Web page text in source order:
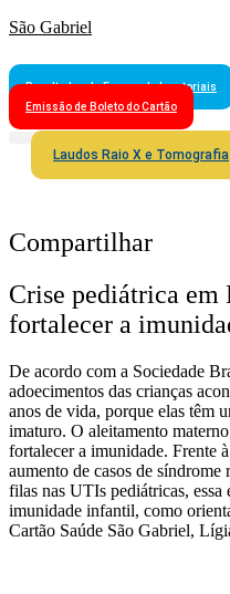
São Gabriel
Resultados de Exames Laboratoriais
Emissão de Boleto do Cartão
Laudos Raio X e Tomografia
Compartilhar
Crise pediátrica em
fortalecer a
De acordo com a Sociedade
adoecimentos das crianças
anos de vida, porque elas têm
imaturo. O aleitamento
fortalecer a imunidade. Frente
aumento de casos de síndrome
filas nas UTIs pediátricas, essa
imunidade infantil, como
Cartão Saúde São Gabriel,